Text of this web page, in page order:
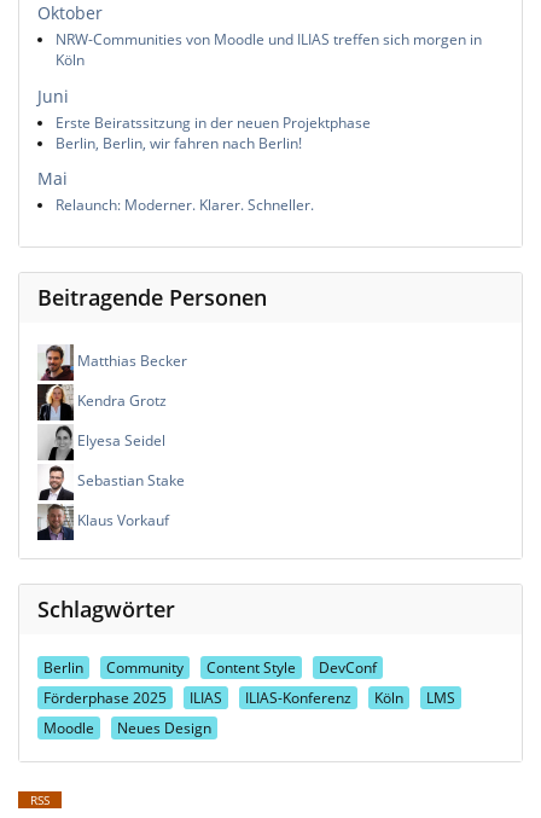
Oktober
NRW-Communities von Moodle und ILIAS treffen sich morgen in
Köln
Juni
Erste Beiratssitzung in der neuen Projektphase
Berlin, Berlin, wir fahren nach Berlin!
Mai
Relaunch: Moderner. Klarer. Schneller.
Beitragende Personen
Matthias Becker
Kendra Grotz
Elyesa Seidel
Sebastian Stake
Klaus Vorkauf
Schlagwörter
Berlin Community Content Style
DevConf
Förderphase 2025
ILIAS ILIAS-Konferenz Köln
LMS
Moodle
Neues Design
RSS